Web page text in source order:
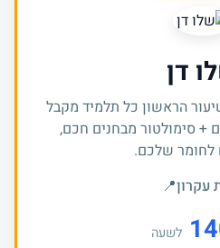
דן
הראשון כל תלמיד מקבל
+ סימולטור מבחנים חכם,
לחומר שלכם.
עקרון📍
לשעה